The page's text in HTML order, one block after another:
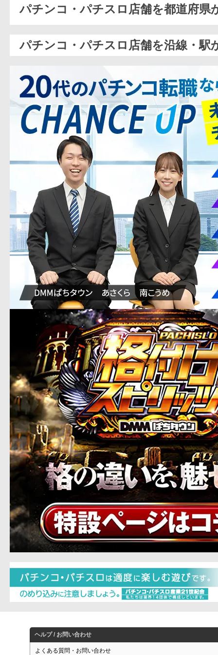
パチンコ・パチスロ店舗を都道府県
パチンコ・パチスロ店舗を沿線・駅
ヘルプ / お問い合わせ
よくある質問・お問い合わせ